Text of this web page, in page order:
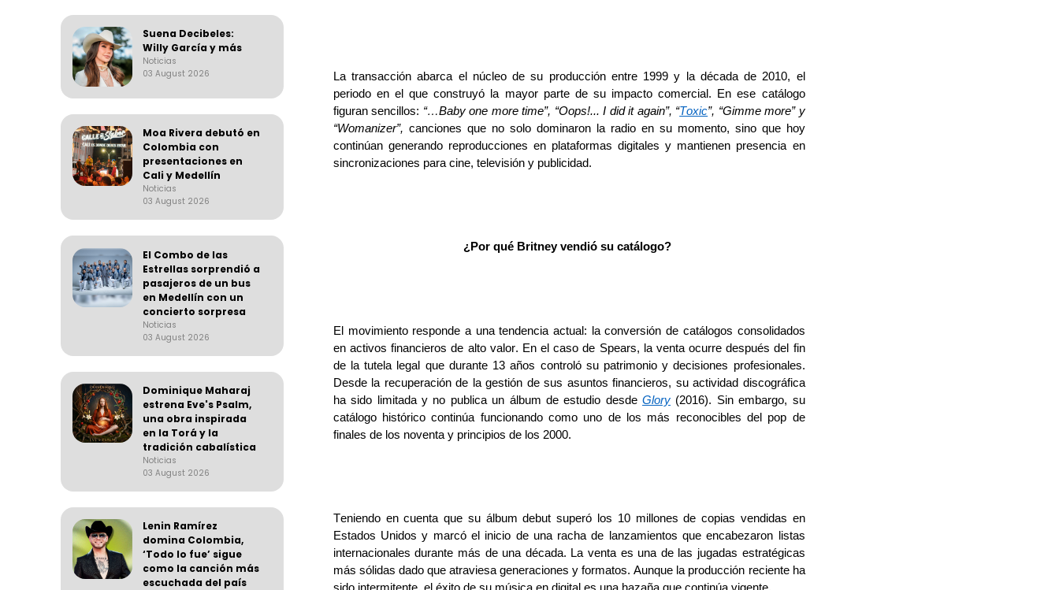
Suena Decibeles:
Willy García y más
Noticias
03 August 2026
Moa Rivera debutó en
Colombia con
presentaciones en
Cali y Medellín
Noticias
03 August 2026
El Combo de las
Estrellas sorprendió a
pasajeros de un bus
en Medellín con un
concierto sorpresa
Noticias
03 August 2026
Dominique Maharaj
estrena Eve's Psalm,
una obra inspirada
en la Torá y la
tradición cabalística
Noticias
03 August 2026
Lenin Ramírez
domina Colombia,
‘Todo lo fue’ sigue
como la canción más
escuchada del país
La transacción abarca el núcleo de su producción entre 1999 y la década de 2010, el
periodo en el que construyó la mayor parte de su impacto comercial. En ese catálogo
figuran sencillos: “…Babyone moretime”, “Oops!... I did it again”, “Toxic”, “Gimme more” y
“Womanizer”, canciones que no solo dominaron la radio en su momento, sino que hoy
continúan generando reproducciones en plataformas digitales y mantienen presencia en
sincronizaciones para cine, televisión y publicidad.
¿Por qué Britney vendió su catálogo?
El movimiento responde a una tendencia actual: la conversión de catálogos consolidados
en activos financieros de alto valor. En el caso de Spears, la venta ocurre después del fin
de la tutela legal que durante 13 años controló su patrimonio y decisiones profesionales.
Desde la recuperación de la gestión de sus asuntos financieros, su actividad discográfica
ha sido limitada y no publica un álbum de estudio desdeGlory (2016). Sin embargo, su
catálogo histórico continúa funcionando como uno de los más reconocibles del pop de
finales de los noventa y principios de los 2000.
Teniendo en cuenta que su álbum debut superó los 10 millones de copias vendidas en
Estados Unidos y marcó el inicio de una racha de lanzamientos que encabezaron listas
internacionales durante más de una década. La venta es una de las jugadas estratégicas
más sólidas dado que atraviesa generaciones y formatos. Aunque la producción reciente ha